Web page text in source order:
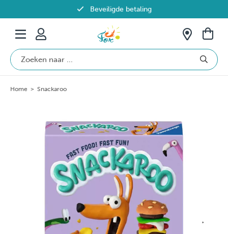
Beveiligde betaling
Gratis verzending vanaf €69 in België
Home > Snackaroo